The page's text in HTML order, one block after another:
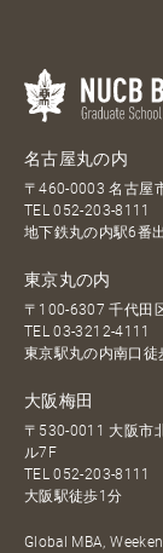
名古屋丸の内
〒460-0003 名古屋
TEL052-203-8111
地下鉄丸の内駅6番
東京丸の内
〒100-6307 千代田
TEL03-3212-4111
東京駅丸の内南口徒
大阪梅田
〒530-0011 大阪市
ル7F
TEL052-203-8111
大阪駅徒歩1分
Global MBA,